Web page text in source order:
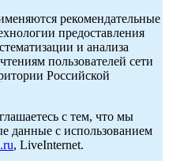
рекомендательные
предоставления
и анализа
пользователей сети
Российской
с тем, что мы
данные с использованием
, LiveInternet.